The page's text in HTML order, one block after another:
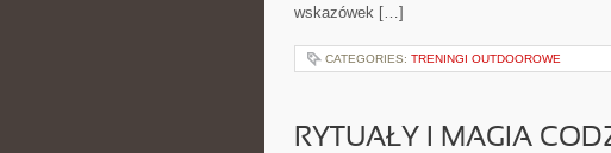
wskazówek […]
CATEGORIES: TRENINGI OUTDOOROWE
RYTUAŁY I MAGIA